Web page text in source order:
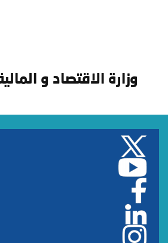
وزارة الاقتصاد و